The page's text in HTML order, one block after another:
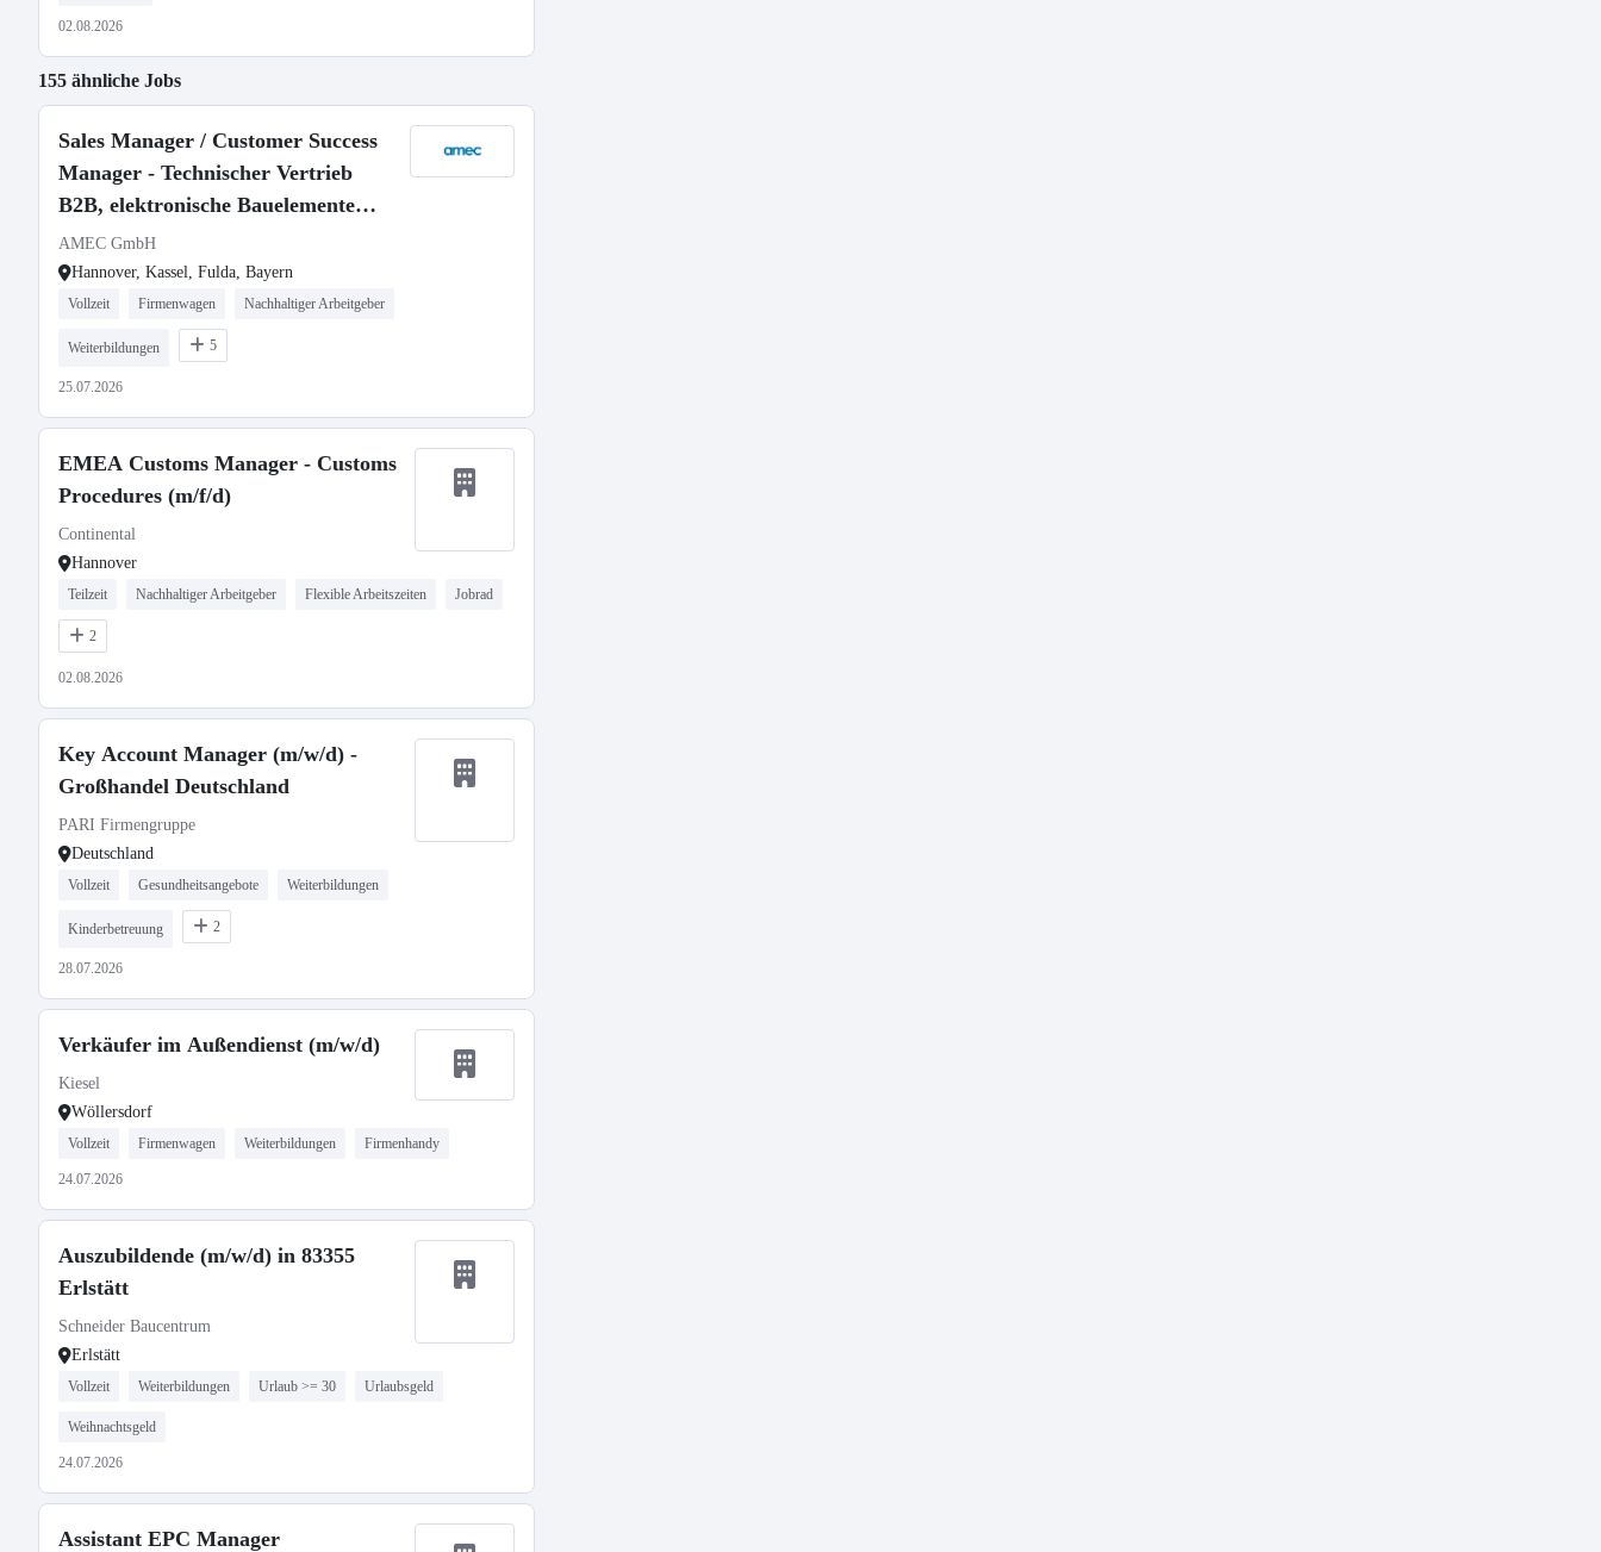
02.08.2026
155 ähnliche Jobs
Sales Manager / Customer Success
Manager - Technischer Vertrieb
B2B, elektronische Bauelemente
(m/w/d)
AMEC GmbH
Hannover, Kassel, Fulda, Bayern
Vollzeit Firmenwagen Nachhaltiger Arbeitgeber
Weiterbildungen 5
25.07.2026
EMEA Customs Manager - Customs
Procedures (m/f/d)
Continental
Hannover
Teilzeit Nachhaltiger Arbeitgeber Flexible Arbeitszeiten Jobrad
2
02.08.2026
Key Account Manager (m/w/d) -
Großhandel Deutschland
PARI Firmengruppe
Deutschland
Vollzeit Gesundheitsangebote Weiterbildungen
Kinderbetreuung 2
28.07.2026
Verkäufer im Außendienst (m/w/d)
Kiesel
Wöllersdorf
Vollzeit Firmenwagen Weiterbildungen Firmenhandy
24.07.2026
Auszubildende (m/w/d) in 83355
Erlstätt
Schneider Baucentrum
Erlstätt
Vollzeit Weiterbildungen Urlaub >= 30 Urlaubsgeld
Weihnachtsgeld
24.07.2026
Assistant EPC Manager